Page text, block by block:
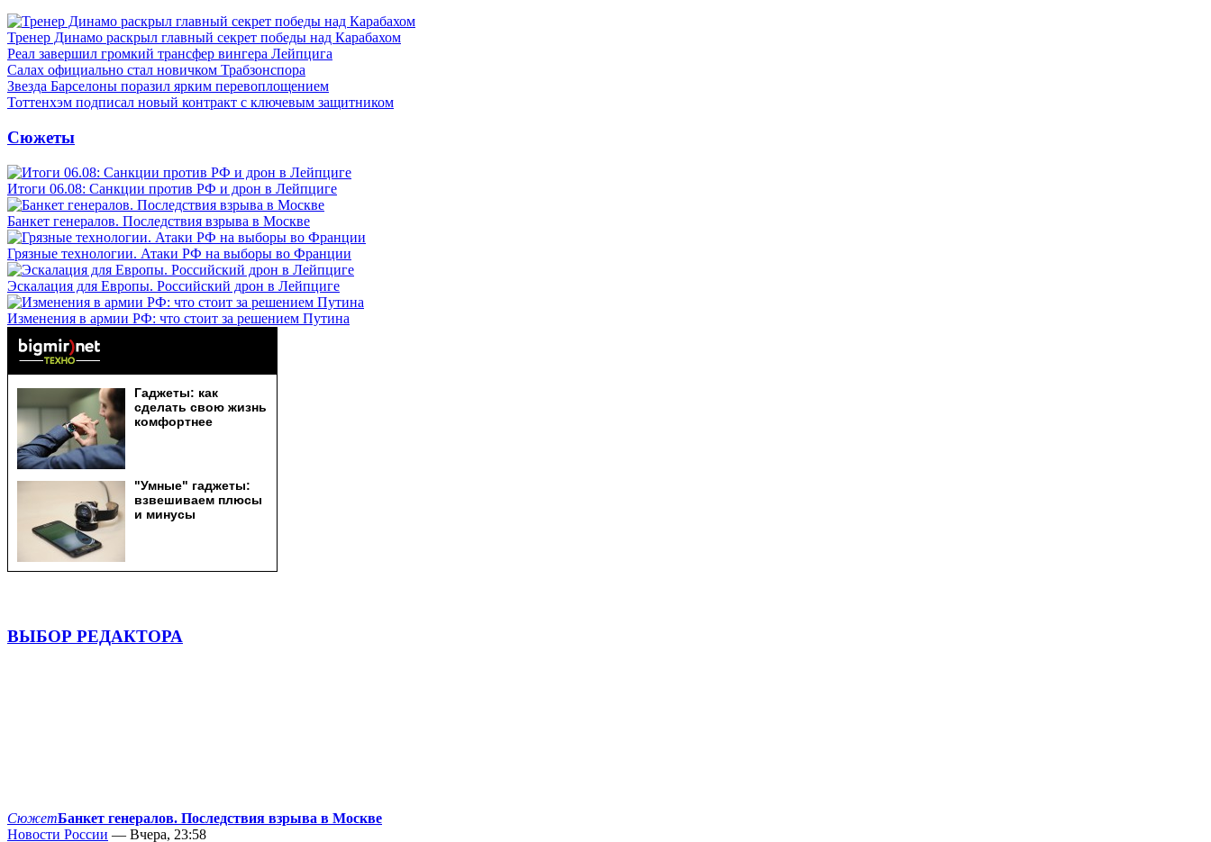
Тренер Динамо раскрыл главный секрет победы над Карабахом
Реал завершил громкий трансфер вингера Лейпцига
Салах официально стал новичком Трабзонспора
Звезда Барселоны поразил ярким перевоплощением
Тоттенхэм подписал новый контракт с ключевым защитником
Сюжеты
Итоги 06.08: Санкции против РФ и дрон в Лейпциге
Банкет генералов. Последствия взрыва в Москве
Грязные технологии. Атаки РФ на выборы во Франции
Эскалация для Европы. Российский дрон в Лейпциге
Изменения в армии РФ: что стоит за решением Путина
ВЫБОР РЕДАКТОРА
СюжетБанкет генералов. Последствия взрыва в Москве
Новости России — Вчера, 23:58